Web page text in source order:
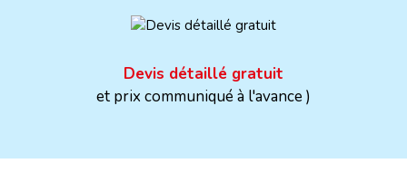
Devis détaillé gratuit
et prix communiqué à l'avance )